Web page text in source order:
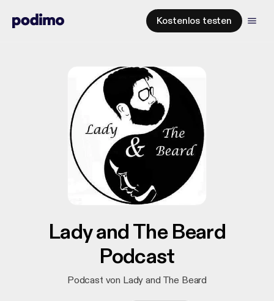
Kostenlos testen
Lady and The Beard
Podcast
Podcast von Lady and The Beard